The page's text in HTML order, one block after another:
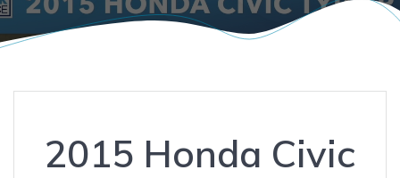
2015 Honda Civic